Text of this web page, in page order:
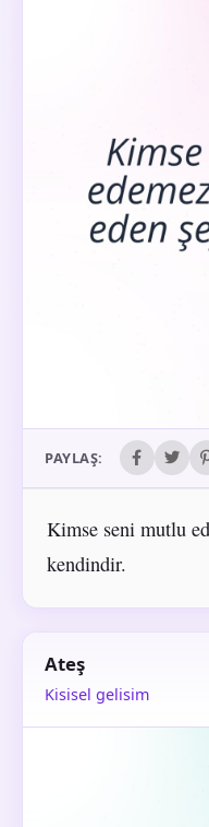
PAYLAŞ:
Kimse seni mutlu
kendindir.
Ateş
Kisisel gelisim